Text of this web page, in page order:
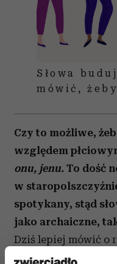
Słowa
mówić,
Czy to możliwe,
względem
onu, jenu. To dość
w
spotykany, stąd
jako archaiczne,
Dziś lepiej mówić o
nijaki ma